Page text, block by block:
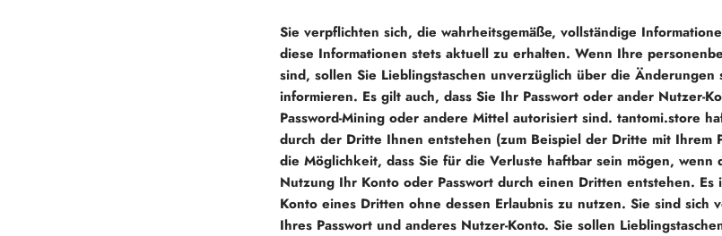
Sie verpflichten sich, die wahrheitsgemäße, vollständige
diese Informationen stets aktuell zu erhalten. Wenn Ihre
sind, sollen Sie Lieblingstaschen unverzüglich über die
informieren. Es gilt auch, dass Sie Ihr Passwort oder ander Nutzer-
Password-Mining oder andere Mittel autorisiert sind. tantomi.store
durch der Dritte Ihnen entstehen (zum Beispiel der Dritte mit Ihrem
die Möglichkeit, dass Sie für die Verluste haftbar sein mögen, wenn
Nutzung Ihr Konto oder Passwort durch einen Dritten entstehen.
Konto eines Dritten ohne dessen Erlaubnis zu nutzen. Sie sind sich
Ihres Passwort und anderes Nutzer-Konto. Sie sollen